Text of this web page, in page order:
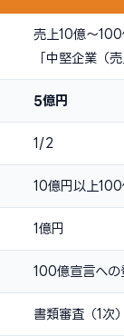
売上10億〜
「中堅企業（
5億円
1/2
10億円以上
1億円
100億宣言への
書類審査（1次